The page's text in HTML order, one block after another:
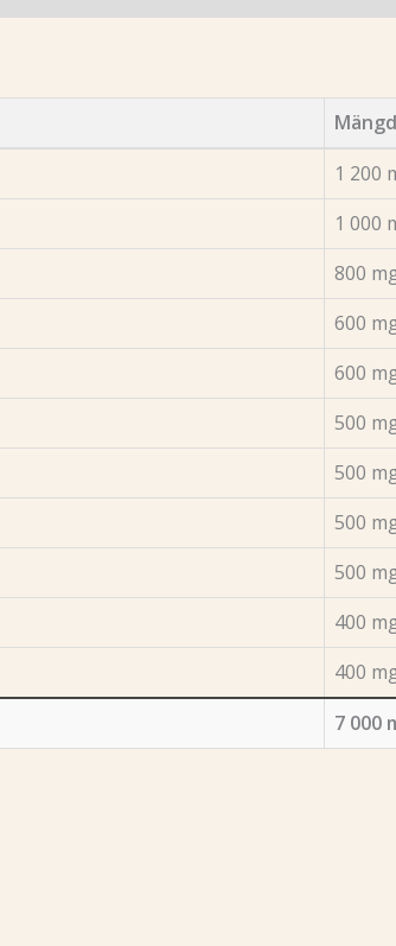
1 200
1 000
800
600
600
500
500
500
500
400
400
7 000